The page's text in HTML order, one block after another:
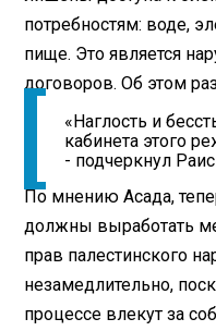
потребностям: воде,
пище. Это является
договоров. Об этом
«Наглость и
кабинета этого
- подчеркнул
По мнению Асада,
должны выработать
прав палестинского
незамедлительно,
процессе влекут за